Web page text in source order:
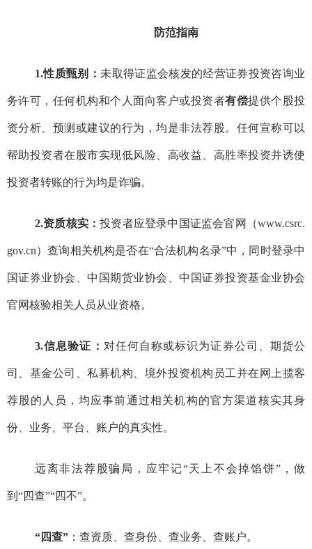
防范指南
1.性质甄别：未取得证监会核发的经营证券投资咨询业
务许可 ，任何机构和个人面向客户或投资者有偿提供个股投
资分析、预测或建议的行为，均是非法荐股。任何宣称可以
帮助投资者在股市实现低风险、高收益、高胜率投资并诱使
投资者转账的行为均是诈骗。
2.资质核实：投资者应登录中国证监会官网（www.csrc.
gov.cn）查询相关机构是否在“合法机构名录”中，同时登录中
国证券业协会、中国期货业协会、中国证券投资基金业协会
官网核验相关人员从业资格。
3.信息验证： 对任何自称或标识为证券公司、期货公
司、基金公司、私募机构、境外投资机构 员工并在网上揽客
荐股的人员，均应事前通过相关机构的官方渠道核实其身
份、 业务、 平台 、账户的真实性。
远离非法荐股骗局 ， 应牢记“天上不会掉馅饼”，做
到 “四查”“四不”。
“四查” ：查资质、查身份、查业务、查账户。